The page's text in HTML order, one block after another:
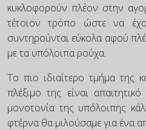
κυκλοφορούν πλέον στην
τέτοιον τρόπο ώστε να
συντηρούνται εύκολα αφού
με τα υπόλοιπα ρούχα.
Το πιο ιδιαίτερο τμήμα της
πλέξιμο της είναι
μονοτονία της υπόλοιπης
φτέρνα θα μιλούσαμε για ένα